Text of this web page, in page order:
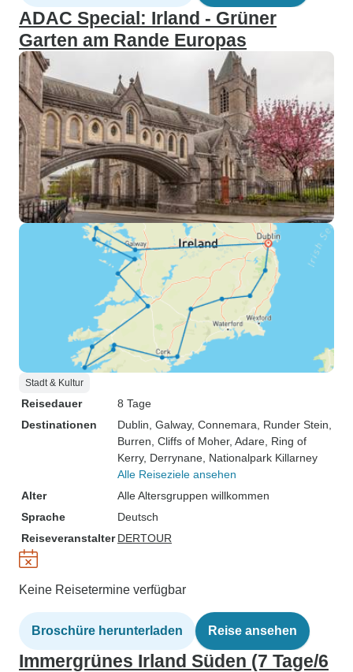
ADAC Special: Irland - Grüner
Garten am Rande Europas
Stadt & Kultur
Reisedauer
8 Tage
Destinationen
Dublin , Galway, Connemara , Runder Stein
Burren , Cliffs of Moher, Adare , Ring of
Kerry, Derrynane , Nationalpark Killarney
Alle Reiseziele ansehen
Alter
Alle Altersgruppen willkommen
Sprache
Deutsch
Reiseveranstalter DERTOUR
Keine Reisetermine verfügbar
Broschüre herunterladen Reise ansehen
Immergrünes Irland Süden (7 Tage/6